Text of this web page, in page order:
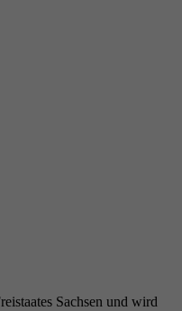
Sachsen und wird